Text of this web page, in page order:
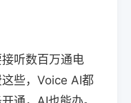
听数百万通电
些，Voice AI都